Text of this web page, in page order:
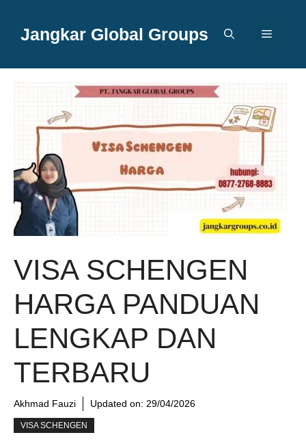
Jangkar Global Groups Menu
VISA SCHENGEN
HARGA PANDUAN
LENGKAP DAN
TERBARU
Akhmad Fauzi Updated on: 29/04/2026
VISA SCHENGEN